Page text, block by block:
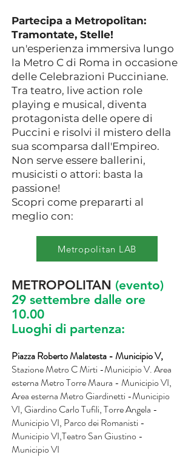
Partecipa a Metropolitan:
Tramontate, Stelle!
un'esperienza immersiva lungo
la Metro C di Roma in occasione
delle Celebrazioni Pucciniane.
Tra teatro, live action role
playing e musical, diventa
protagonista delle opere di
Puccini e risolvi il mistero della
sua scomparsa dall'Empireo.
Non serve essere ballerini,
musicisti o attori: basta la
passione!
Scopri come prepararti al
meglio con:
Metropolitan LAB
METROPOLITAN (evento)
29 settembre dalle ore
10.00
Luoghi di partenza:
Piazza Roberto Malatesta - Municipio V,
Stazione Metro C Mirti -Municipio V. Area
esterna Metro Torre Maura - Municipio VI,
Area esterna Metro Giardinetti -Municipio
VI, Giardino Carlo Tufili, Torre Angela -
Municipio VI, Parco dei Romanisti -
Municipio VI,Teatro San Giustino -
Municipio VI